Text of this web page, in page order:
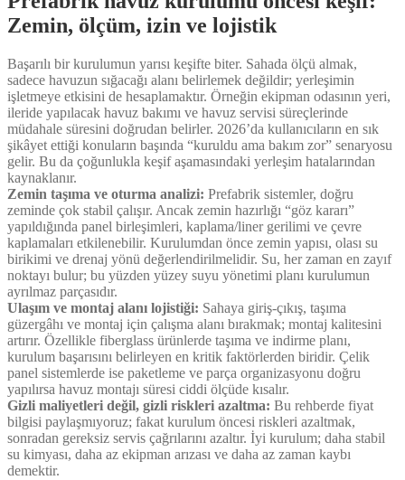
Zemin, ölçüm, izin ve lojistik
Başarılı bir kurulumun yarısı keşifte biter. Sahada ölçü almak,
sadece havuzun sığacağı alanı belirlemek değildir; yerleşimin
işletmeye etkisini de hesaplamaktır. Örneğin ekipman odasının yeri,
ileride yapılacak havuz bakımı ve havuz servisi süreçlerinde
müdahale süresini doğrudan belirler. 2026’da kullanıcıların en sık
şikâyet ettiği konuların başında “kuruldu ama bakım zor” senaryosu
gelir. Bu da çoğunlukla keşif aşamasındaki yerleşim hatalarından
kaynaklanır.
Zemin taşıma ve oturma analizi: Prefabrik sistemler, doğru
zeminde çok stabil çalışır. Ancak zemin hazırlığı “göz kararı”
yapıldığında panel birleşimleri, kaplama/liner gerilimi ve çevre
kaplamaları etkilenebilir. Kurulumdan önce zemin yapısı, olası su
birikimi ve drenaj yönü değerlendirilmelidir. Su, her zaman en zayıf
noktayı bulur; bu yüzden yüzey suyu yönetimi planı kurulumun
ayrılmaz parçasıdır.
Ulaşım ve montaj alanı lojistiği: Sahaya giriş-çıkış, taşıma
güzergâhı ve montaj için çalışma alanı bırakmak; montaj kalitesini
artırır. Özellikle fiberglass ürünlerde taşıma ve indirme planı,
kurulum başarısını belirleyen en kritik faktörlerden biridir. Çelik
panel sistemlerde ise paketleme ve parça organizasyonu doğru
yapılırsa havuz montajı süresi ciddi ölçüde kısalır.
Gizli maliyetleri değil, gizli riskleri azaltma: Bu rehberde fiyat
bilgisi paylaşmıyoruz; fakat kurulum öncesi riskleri azaltmak,
sonradan gereksiz servis çağrılarını azaltır. İyi kurulum; daha stabil
su kimyası, daha az ekipman arızası ve daha az zaman kaybı
demektir.